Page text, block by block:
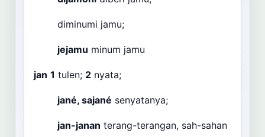
diminumi jamu;
jejamu minum jamu
jan 1 tulen; 2 nyata;
jané, sajané senyatanya;
jan-janan terang-terangan, sah-sahan